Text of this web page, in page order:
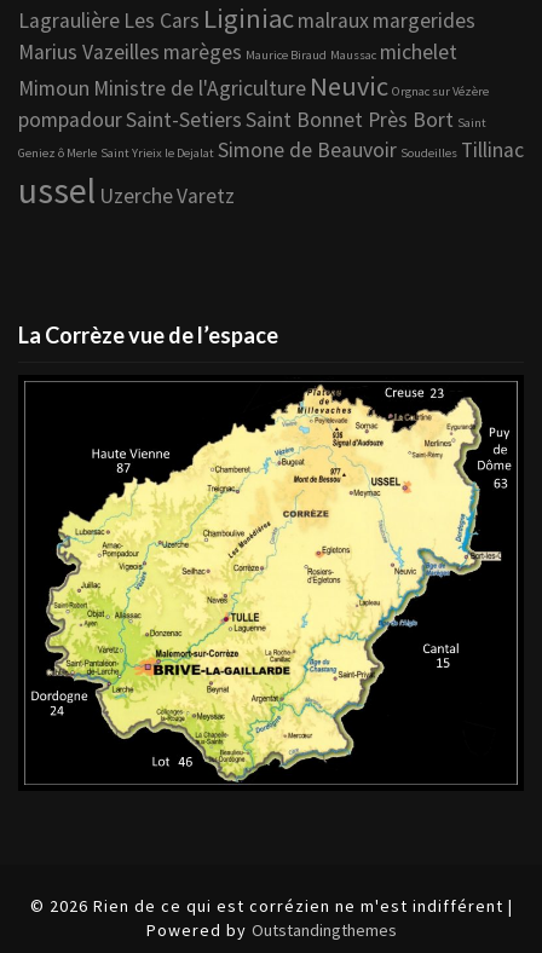
Lagraulière Les Cars Liginiacmalrauxmargerides
Marius Vazeilles marèges Maurice Biraud Maussac michelet
Mimoun Ministre de l'Agriculture Neuvic Orgnac sur Vézère
pompadourSaint-SetiersSaint Bonnet Près Bort Saint
Geniez ô Merle Saint Yrieix le Dejalat Simone de Beauvoir Soudeilles Tillinac
ussel UzercheVaretz
La Corrèze vue de l’espace
© 2026 Rien de ce qui est corrézien ne m'est indifférent |
Powered by Outstandingthemes